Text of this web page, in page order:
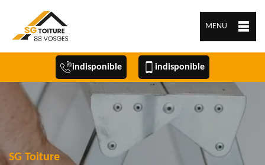
MENU
indisponible indisponible
SG Toiture